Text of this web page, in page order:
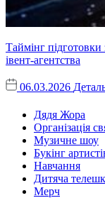
Таймінг
івент-агентства
06.03.2026
Дядя Жора
Організація
Музичне шоу
Букінг
Навчання
Дитяча
Мерч